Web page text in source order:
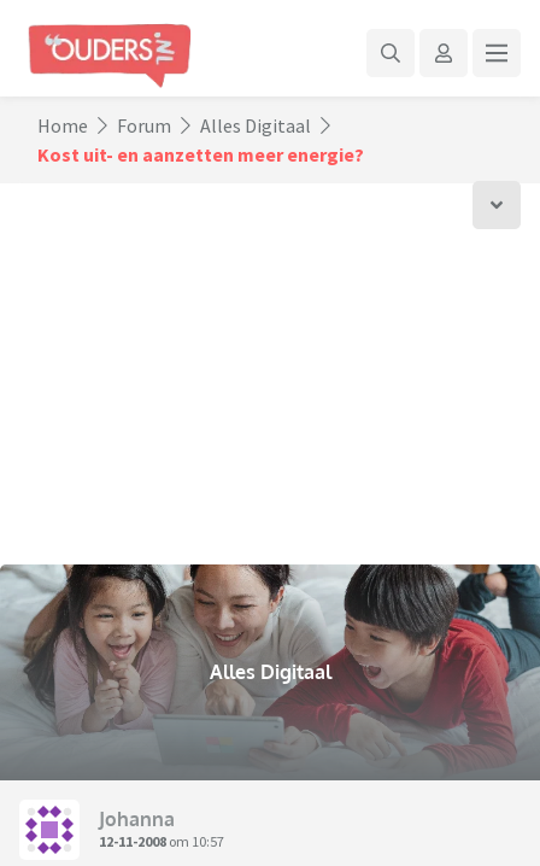
Home Forum
Alles Digitaal
Kost uit- en aanzetten meer energie?
Alles Digitaal
Johanna
12-11-2008 om 10:57